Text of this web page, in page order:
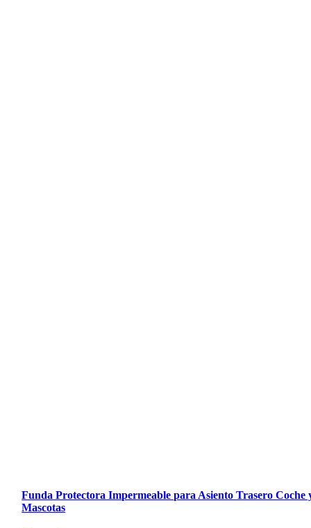
Funda Protectora Impermeable para Asiento Trasero Coche
Mascotas